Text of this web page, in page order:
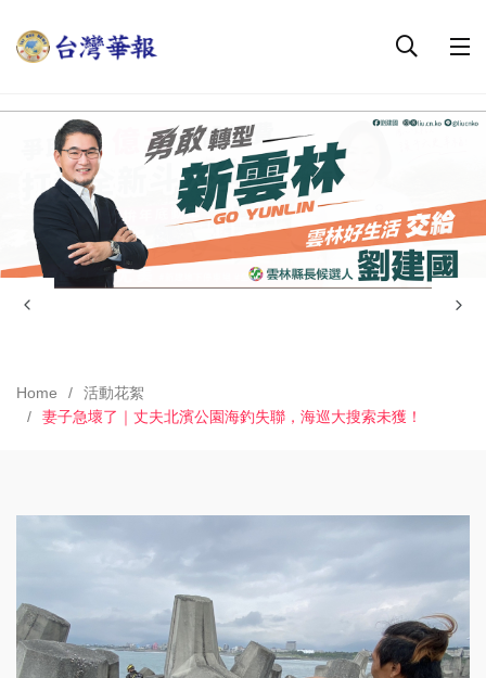
Home
活動花絮
妻子急壞了｜丈夫北濱公園海釣失聯，海巡大搜索未獲！